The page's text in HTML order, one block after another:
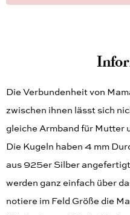
Die Verbundenheit von
zwischen ihnen lässt sich
gleiche Armband für Mutter
Die Kugeln haben 4 mm
aus 925er Silber
werden ganz einfach über
notiere im Feld Größe die